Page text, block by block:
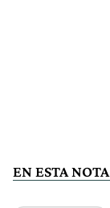
EN ESTA NOTA